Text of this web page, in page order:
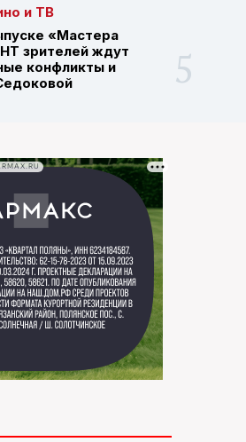
и ТВ
«Мастера
зрителей ждут
конфликты и